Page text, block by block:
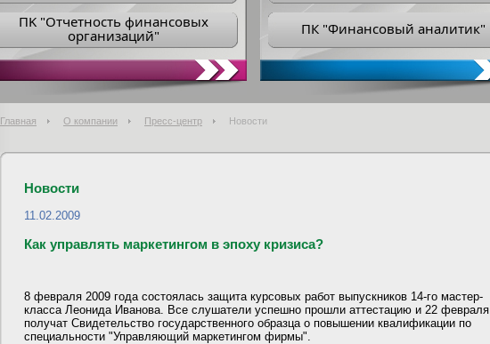
ПK "Отчетность финансовых
организаций"
ПК "Финансовый аналитик"
Главная О компании Пресс-центр Новости
Новости
11.02.2009
Как управлять маркетингом в эпоху кризиса?
8 февраля 2009 года состоялась защита курсовых работ выпускников 14-го мастер-
класса Леонида Иванова. Все слушатели успешно прошли аттестацию и 22 февраля
получат Свидетельство государственного образца о повышении квалификации по
специальности "Управляющий маркетингом фирмы".